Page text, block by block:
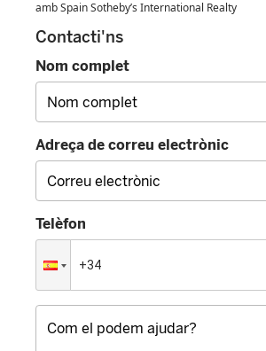
amb Spain Sotheby’s International Realty
Contacti'ns
Nom complet
Adreça de correu electrònic
Telèfon